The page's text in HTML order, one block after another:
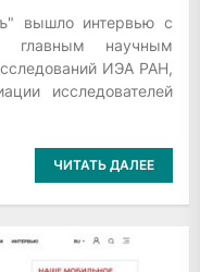
вышло интервью с
главным научным
ИЭА РАН,
исследователей
ЧИТАТЬ ДАЛЕЕ